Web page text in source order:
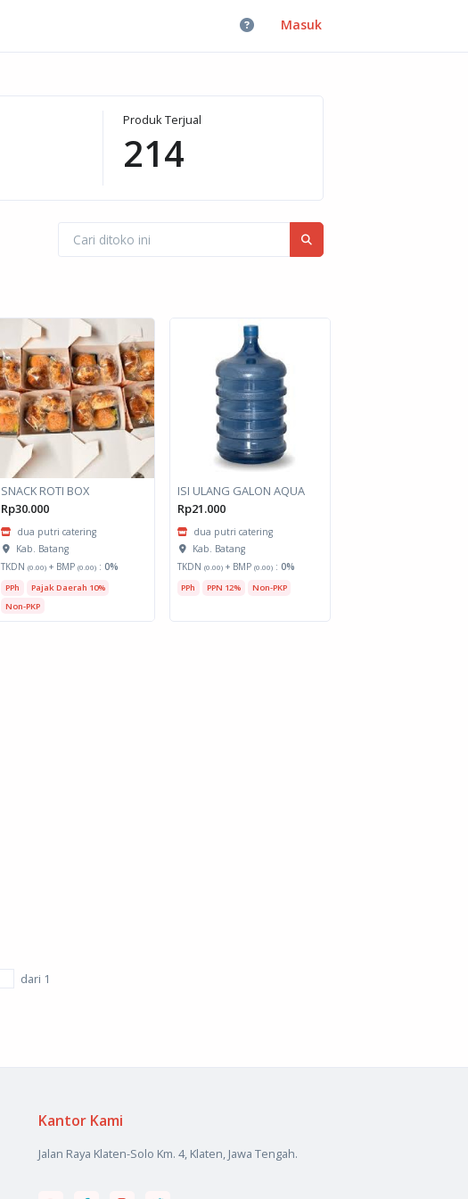
Masuk
Produk Terjual
214
SNACK ROTI BOX
Rp30.000
dua putri catering
Kab. Batang
TKDN(0.00) + BMP(0.00) :0%
PPh
Pajak Daerah 10%
Non-PKP
ISI ULANG GALON AQUA
Rp21.000
dua putri catering
Kab. Batang
TKDN (0.00)+ BMP (0.00): 0%
PPh PPN 12% Non-PKP
dari 1
Kantor Kami
Jalan Raya Klaten-Solo Km. 4, Klaten, Jawa Tengah.